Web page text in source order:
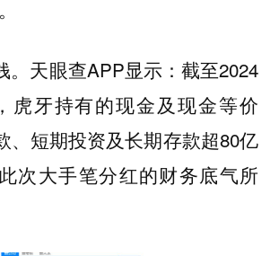
。天眼查APP显示：截至2024
虎牙持有的现金及现金等价
、短期投资及长期存款超80亿
次大手笔分红的财务底气所